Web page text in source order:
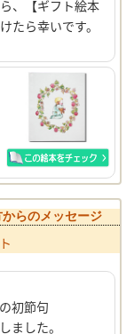
、【ギフト絵本
たら幸いです。
からのメッセージ
初節句
ました。